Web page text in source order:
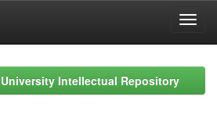
Intellectual Repository